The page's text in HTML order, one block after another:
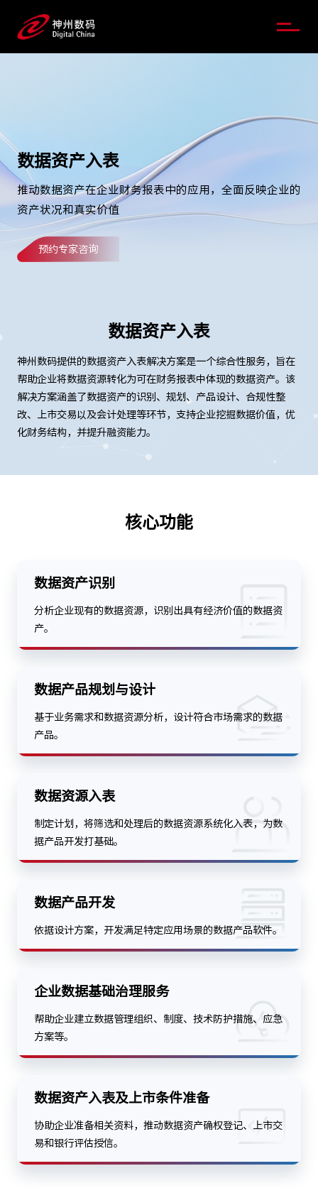
数据资产入表
推动数据资产在企业财务报表中的应用，全面反映企业的
资产状况和真实价值
预约专家咨询
数据资产入表
神州数码提供的数据资产入表解决方案是一个综合性服务，旨在
帮助企业将数据资源转化为可在财务报表中体现的数据资产。该
解决方案涵盖了数据资产的识别、规划、产品设计、合规性整
改、上市交易以及会计处理等环节，支持企业挖掘数据价值，优
化财务结构，并提升融资能力。
核心功能
数据资产识别
分析企业现有的数据资源，识别出具有经济价值的数据资
产。
数据产品规划与设计
基于业务需求和数据资源分析，设计符合市场需求的数据
产品。
数据资源入表
制定计划，将筛选和处理后的数据资源系统化入表，为数
据产品开发打基础。
数据产品开发
依据设计方案，开发满足特定应用场景的数据产品软件。
企业数据基础治理服务
帮助企业建立数据管理组织、制度、技术防护措施、应急
方案等。
数据资产入表及上市条件准备
协助企业准备相关资料，推动数据资产确权登记、上市交
易和银行评估授信。